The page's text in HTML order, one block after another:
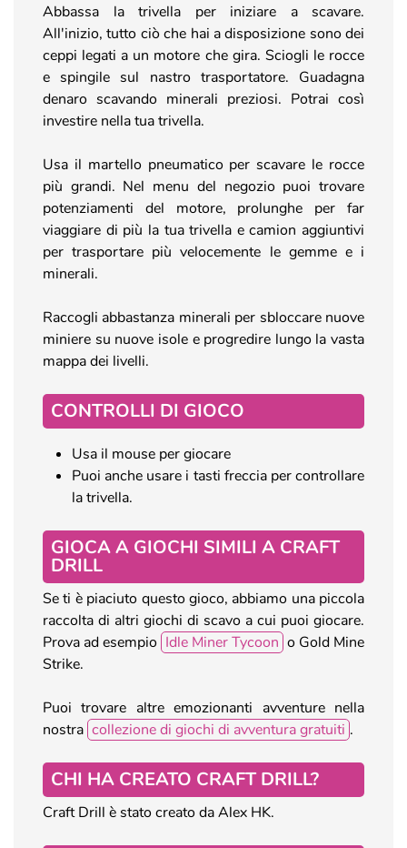
Abbassa la trivella per iniziare a scavare.
All'inizio, tutto ciò che hai a disposizione sono dei
ceppi legati a un motore che gira. Sciogli le rocce
e spingile sul nastro trasportatore. Guadagna
denaro scavando minerali preziosi. Potrai così
investire nella tua trivella.
Usa il martello pneumatico per scavare le rocce
più grandi. Nel menu del negozio puoi trovare
potenziamenti del motore, prolunghe per far
viaggiare di più la tua trivella e camion aggiuntivi
per trasportare più velocemente le gemme e i
minerali.
Raccogli abbastanza minerali per sbloccare nuove
miniere su nuove isole e progredire lungo la vasta
mappa dei livelli.
CONTROLLI DI GIOCO
Usa il mouse per giocare
Puoi anche usare i tasti freccia per controllare
la trivella.
GIOCA A GIOCHI SIMILI A CRAFT
DRILL
Se ti è piaciuto questo gioco, abbiamo una piccola
raccolta di altri giochi di scavo a cui puoi giocare.
Prova ad esempio Idle Miner Tycoon o Gold Mine
Strike.
Puoi trovare altre emozionanti avventure nella
nostra collezione di giochi di avventura gratuiti .
CHI HA CREATO CRAFT DRILL?
Craft Drill è stato creato da Alex HK.